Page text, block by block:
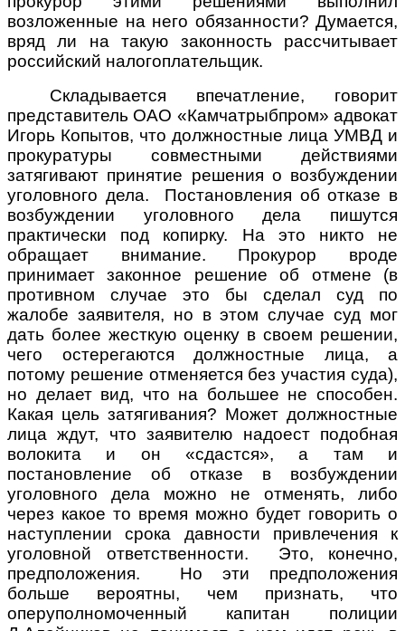
возложенные на него обязанности? Думается,
вряд ли на такую законность рассчитывает
российский налогоплательщик.
Складывается впечатление, говорит
представитель ОАО «Камчатрыбпром» адвокат
Игорь Копытов, что должностные лица УМВД и
прокуратуры совместными действиями
затягивают принятие решения о возбуждении
уголовного дела. Постановления об отказе в
возбуждении уголовного дела пишутся
практически под копирку. На это никто не
обращает внимание. Прокурор вроде
принимает законное решение об отмене (в
противном случае это бы сделал суд по
жалобе заявителя, но в этом случае суд мог
дать более жесткую оценку в своем решении,
чего остерегаются должностные лица, а
потому решение отменяется без участия суда),
но делает вид, что на большее не способен.
Какая цель затягивания? Может должностные
лица ждут, что заявителю надоест подобная
волокита и он «сдастся», а там и
постановление об отказе в возбуждении
уголовного дела можно не отменять, либо
через какое то время можно будет говорить о
наступлении срока давности привлечения к
уголовной ответственности. Это, конечно,
предположения. Но эти предположения
больше вероятны, чем признать, что
оперуполномоченный капитан полиции